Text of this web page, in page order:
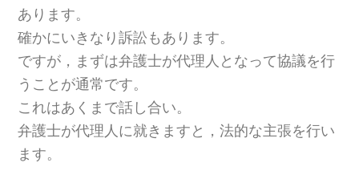
あります。
確かにいきなり訴訟もあります。
ですが，まずは弁護士が代理人となって協議を行
うことが通常です。
これはあくまで話し合い。
弁護士が代理人に就きますと，法的な主張を行い
ます。